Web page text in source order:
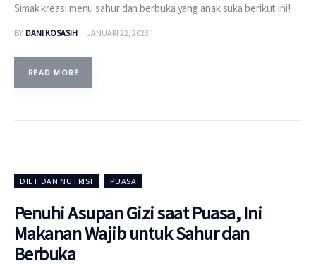
Simak kreasi menu sahur dan berbuka yang anak suka berikut ini!
BY DANI KOSASIH JANUARI 22, 2023
READ MORE
DIET DAN NUTRISI PUASA
Penuhi Asupan Gizi saat Puasa, Ini
Makanan Wajib untuk Sahur dan
Berbuka